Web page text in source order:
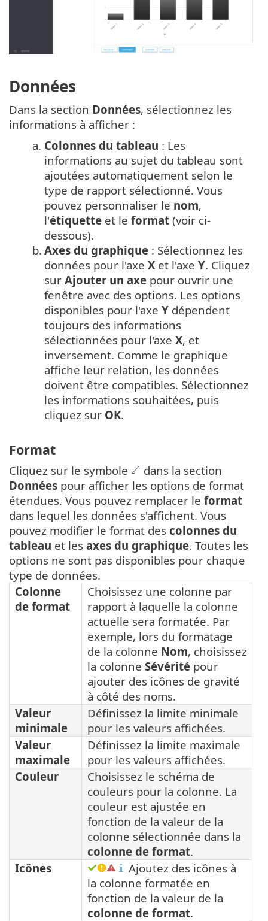
Données
Dans la section Données, sélectionnez les
informations à afficher :
a. Colonnes du tableau : Les
informations au sujet du tableau sont
ajoutées automatiquement selon le
type de rapport sélectionné. Vous
pouvez personnaliser le nom,
l'étiquette et le format (voir ci-
dessous).
b. Axes du graphique : Sélectionnez les
données pour l'axe Xet l'axe Y. Cliquez
sur Ajouter un axe pour ouvrir une
fenêtre avec des options. Les options
disponibles pour l'axe Y dépendent
toujours des informations
sélectionnées pour l'axe X, et
inversement. Comme le graphique
affiche leur relation, les données
doivent être compatibles. Sélectionnez
les informations souhaitées, puis
cliquez sur OK.
Format
Cliquez sur le symbole
dans la section
Données pour afficher les options de format
étendues. Vous pouvez remplacer le format
dans lequel les données s'affichent. Vous
pouvez modifier le format des colonnes du
tableau et les axes du graphique. Toutes les
options ne sont pas disponibles pour chaque
type de données.
Colonne
de format
Choisissez une colonne par
rapport à laquelle la colonne
actuelle sera formatée. Par
exemple, lors du formatage
de la colonne Nom, choisissez
la colonne Sévérité pour
ajouter des icônes de gravité
à côté des noms.
Valeur
minimale
Définissez la limite minimale
pour les valeurs affichées.
Valeur
maximale
Définissez la limite maximale
pour les valeurs affichées.
Couleur
Choisissez le schéma de
couleurs pour la colonne. La
couleur est ajustée en
fonction de la valeur de la
colonne sélectionnée dans la
colonne de format.
Icônes
Ajoutez des icônes à
la colonne formatée en
fonction de la valeur de la
colonne de format.